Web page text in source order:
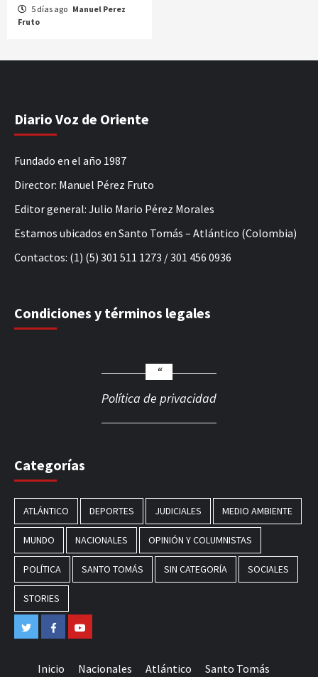
5 días ago Manuel Perez
Fruto
Diario Voz de Oriente
Fundado en el año 1987
Director: Manuel Pérez Fruto
Editor general: Julio Mario Pérez Morales
Estamos ubicados en Santo Tomás – Atlántico (Colombia)
Contactos: (1) (5) 301 511 1273 / 301 456 0936
Condiciones y términos legales
Política de privacidad
Categorías
ATLÁNTICO DEPORTES JUDICIALES MEDIO AMBIENTE
MUNDO NACIONALES OPINIÓN Y COLUMNISTAS
POLÍTICA SANTO TOMÁS SIN CATEGORÍA SOCIALES
STORIES
TwitterFacebook
Inicio Nacionales Atlántico Santo Tomás